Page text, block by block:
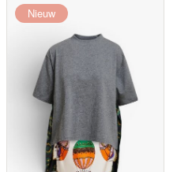
Nieuw